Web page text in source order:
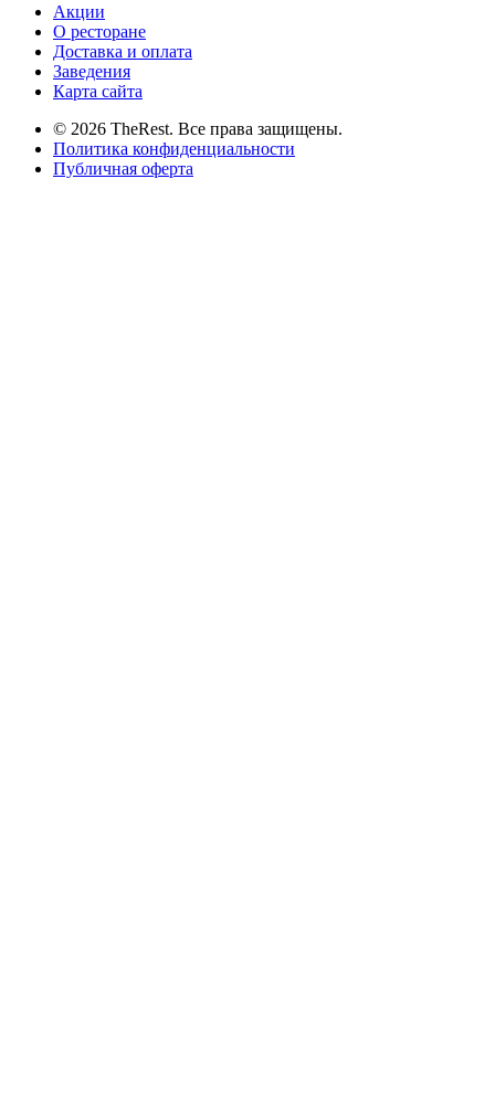
Акции
О ресторане
Доставка и оплата
Заведения
Карта сайта
© 2026 TheRest. Все права защищены.
Политика конфиденциальности
Публичная оферта